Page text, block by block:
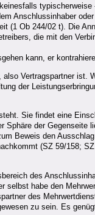
typischerweise
Anschlussinhaber
(1 Ob 244/02 t). Die
die mit den
kann, er
Vertragspartner ist.
der
Sie findet eine
der Gegenseite
Beweis den
(SZ 59/158;
des
selbst habe den
des
zu sein. Es